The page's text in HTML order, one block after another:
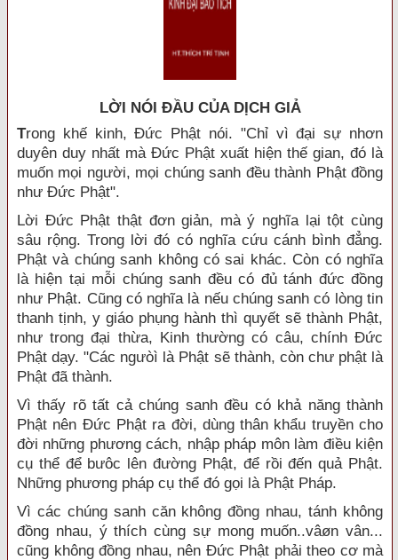
LỜI NÓI ÐẦU CỦA DỊCH GIẢ
Trong khế kinh, Đức Phật nói. "Chỉ vì đại sự nhơn
duyên duy nhất mà Đức Phật xuất hiện thế gian, đó là
muốn mọi người, mọi chúng sanh đều thành Phật đồng
như Đức Phật".
Lời Đức Phật thật đơn giản, mà ý nghĩa lại tột cùng
sâu rộng. Trong lời đó có nghĩa cứu cánh bình đẳng.
Phật và chúng sanh không có sai khác. Còn có nghĩa
là hiện tại mỗi chúng sanh đều có đủ tánh đức đồng
như Phật. Cũng có nghĩa là nếu chúng sanh có lòng tin
thanh tịnh, y giáo phụng hành thì quyết sẽ thành Phật,
như trong đại thừa, Kinh thường có câu, chính Đức
Phật dạy. "Các ngưòì là Phật sẽ thành, còn chư phật là
Phật đã thành.
Vì thấy rõ tất cả chúng sanh đều có khả năng thành
Phật nên Đức Phật ra đời, dùng thân khẩu truyền cho
đời những phương cách, nhập pháp môn làm điều kiện
cụ thể để bưôc lên đường Phật, để rồi đến quả Phật.
Những phương pháp cụ thể đó gọi là Phật Pháp.
Vì các chúng sanh căn không đồng nhau, tánh không
đồng nhau, ý thích cùng sự mong muốn..vâøn vân...
cũng không đồng nhau, nên Đức Phật phải theo cơ mà